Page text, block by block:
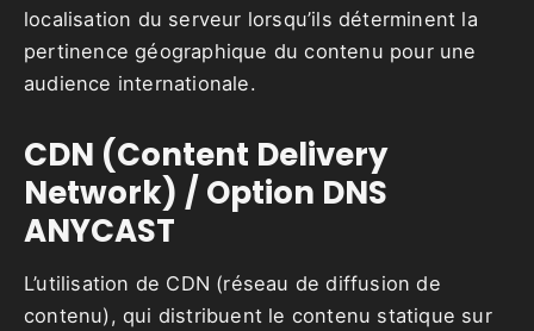
localisation du serveur lorsqu’ils déterminent la
pertinence géographique du contenu pour une
audience internationale.
CDN (Content Delivery
Network) / Option DNS
ANYCAST
L’utilisation de CDN (réseau de diffusion de
contenu), qui distribuent le contenu statique sur